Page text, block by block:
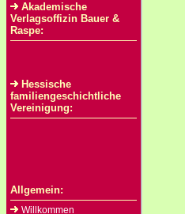
Akademische
Verlagsoffizin Bauer &
Raspe:
Hessische
familiengeschichtliche
Vereinigung:
Allgemein:
Willkommen